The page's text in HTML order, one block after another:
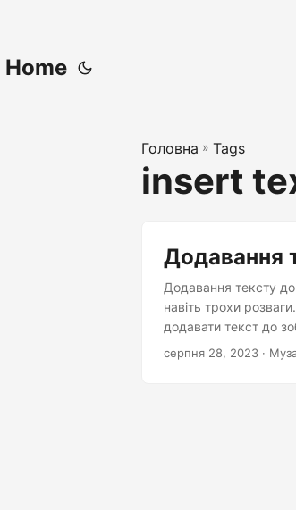
Home
Головна » Tags
insert
Додавання
Додавання тексту
навіть трохи
додавати текст до
серпня 28, 2023 ·